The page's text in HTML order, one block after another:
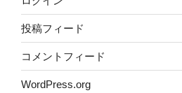
投稿フィード
コメントフィード
WordPress.org